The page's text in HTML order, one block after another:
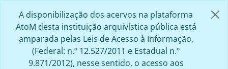
A disponibilização dos acervos na plataforma
AtoM desta instituição arquivística pública está
amparada pelas Leis de Acesso à Informação,
(Federal: n.º 12.527/2011 e Estadual n.º
9.871/2012), nesse sentido, o acesso aos